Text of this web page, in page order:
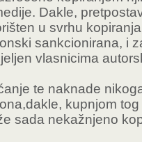
Ako netko javno
platitii naknadu
datoteke od toga
rad može naplatiti
datoteke dužan
autora, ali većina to
ne žale, jer im je očito
Dakle,
u svrhu
sankcionirana, i
vlasnicima
te naknade
kupnjom
sada nekažnjeno